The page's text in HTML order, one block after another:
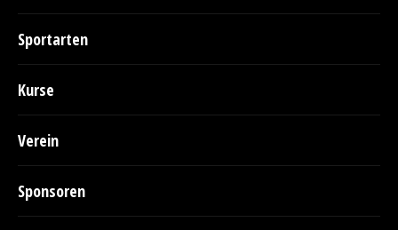
Sportarten
Kurse
Verein
Sponsoren